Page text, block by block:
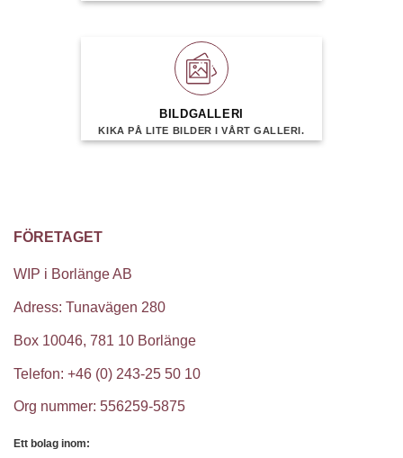
BILDGALLERI
KIKA PÅ LITE BILDER I VÅRT GALLERI.
FÖRETAGET
WIP i Borlänge AB
Adress: Tunavägen 280
Box 10046, 781 10 Borlänge
Telefon: +46 (0) 243-25 50 10
Org nummer: 556259-5875
Ett bolag inom: